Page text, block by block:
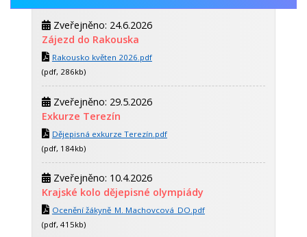
Zveřejněno: 24.6.2026
Zájezd do Rakouska
Rakousko květen 2026.pdf
(pdf, 286kb)
Zveřejněno: 29.5.2026
Exkurze Terezín
Dějepisná exkurze Terezín.pdf
(pdf, 184kb)
Zveřejněno: 10.4.2026
Krajské kolo dějepisné olympiády
Ocenění žákyně_M. Machovcová_DO.pdf
(pdf, 415kb)